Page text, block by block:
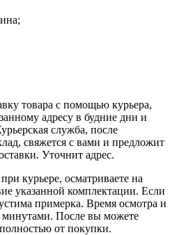
товара с помощью курьера,
адресу в будние дни и
служба, после
свяжется с вами и предложит
Уточнит адрес.
курьере, осматриваете на
указанной комплектации. Если
примерка. Время осмотра и
После вы можете
от покупки.